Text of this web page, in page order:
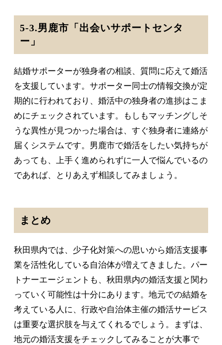
5-3.男鹿市「出会いサポートセンタ
ー」
結婚サポーターが独身者の相談、質問に応えて婚活
を支援しています。サポーター同士の情報交換が定
期的に行われており、婚活中の独身者の進捗はこま
めにチェックされています。もしもマッチングしそ
うな異性が見つかった場合は、すぐ独身者に連絡が
届くシステムです。男鹿市で婚活をしたい気持ちが
あっても、上手く進められずに一人で悩んでいるの
であれば、とりあえず相談してみましょう。
まとめ
秋田県内では、少子化対策への思いから婚活支援事
業を活性化している自治体が増えてきました。パー
トナーエージェントも、秋田県内の婚活支援と関わ
っていく可能性は十分にあります。地元での結婚を
考えている人に、行政や自治体主催の婚活サービス
は重要な選択肢を与えてくれるでしょう。まずは、
地元の婚活支援をチェックしてみることが大事で